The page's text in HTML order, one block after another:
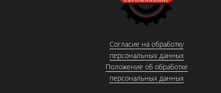
Согласие на обработку
персональных данных
Положение об обработке
персональных данных